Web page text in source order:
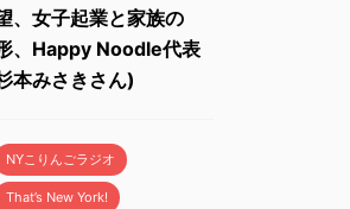
、女子起業と家族の
、Happy Noodle代表
本みさきさん)
NYこりんごラジオ
That’s New York!